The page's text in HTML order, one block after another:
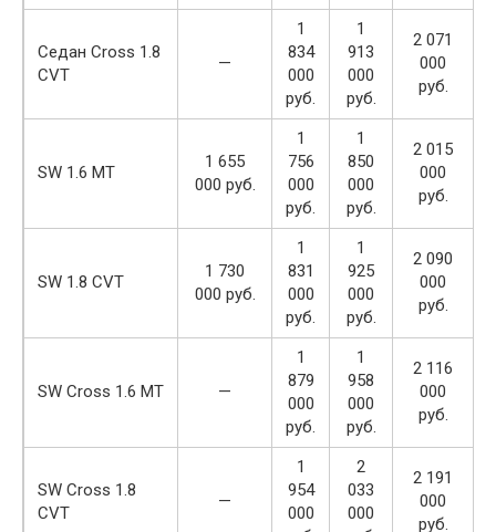
Седан Cross 1.8
CVT
—
1
834
000
руб.
1
913
000
руб.
2 071
000
руб.
SW 1.6 MT
1 655
000 руб.
1
756
000
руб.
1
850
000
руб.
2 015
000
руб.
SW 1.8 CVT
1 730
000 руб.
1
831
000
руб.
1
925
000
руб.
2 090
000
руб.
SW Cross 1.6 MT —
1
879
000
руб.
1
958
000
руб.
2 116
000
руб.
SW Cross 1.8
CVT
—
1
954
000
2
033
000
2 191
000
руб.